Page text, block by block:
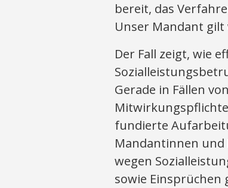
bereit, das
Unser Mandant
Der Fall zeigt, wie
Gerade in Fällen
fundierte
Mandantinnen
wegen
sowie